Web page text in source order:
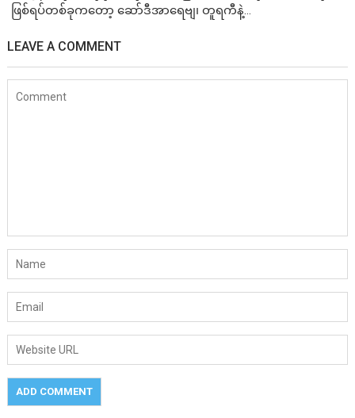
ဖြစ်ရပ်တစ်ခုကတော့ ဆော်ဒီအာရေဗျ၊ တူရကီနဲ့...
LEAVE A COMMENT